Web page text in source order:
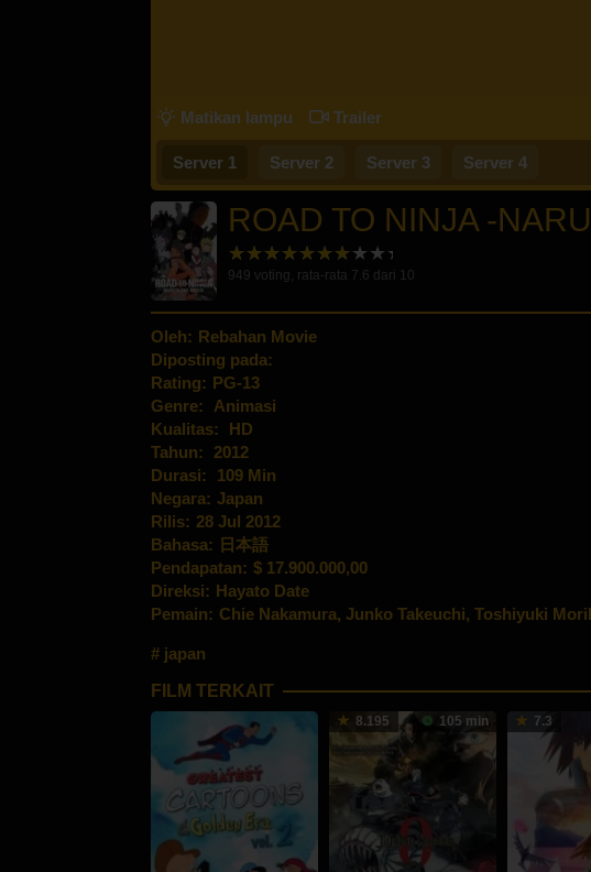
Matikan lampu Trailer
Server 1 Server 2 Server 3 Server 4
ROAD TO NINJA -
949 voting, rata-rata 7.6 dari 10
Oleh: Rebahan Movie
Diposting pada:
Rating: PG-13
Genre:
Animasi
Kualitas:
HD
Tahun:
2012
Durasi:
109 Min
Negara: Japan
Rilis: 28 Jul 2012
Bahasa: 日本語
Pendapatan: $ 17.900.000,00
Direksi: Hayato Date
Pemain: Chie Nakamura, Junko Takeuchi, Toshiyuki
japan
FILM TERKAIT
8.195 105 min 7.3